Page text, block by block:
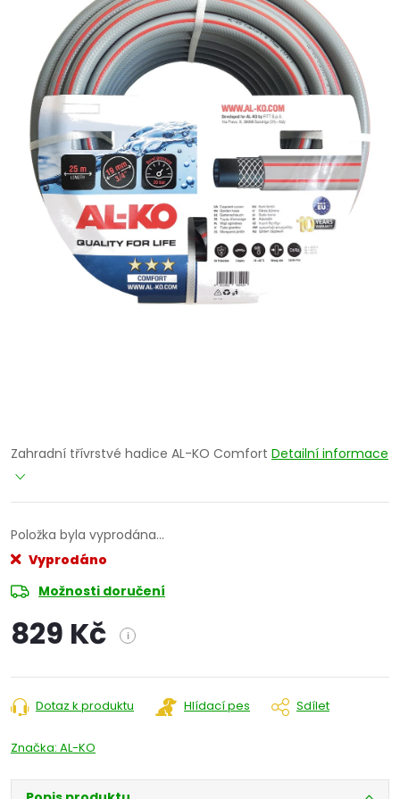
Zahradní třívrstvé hadice AL-KO Comfort Detailní informace
Položka byla vyprodána…
Vyprodáno
Možnosti doručení
829 Kč i
cena:
Dotaz k produktu Hlídací pes Sdílet
Značka: AL-KO